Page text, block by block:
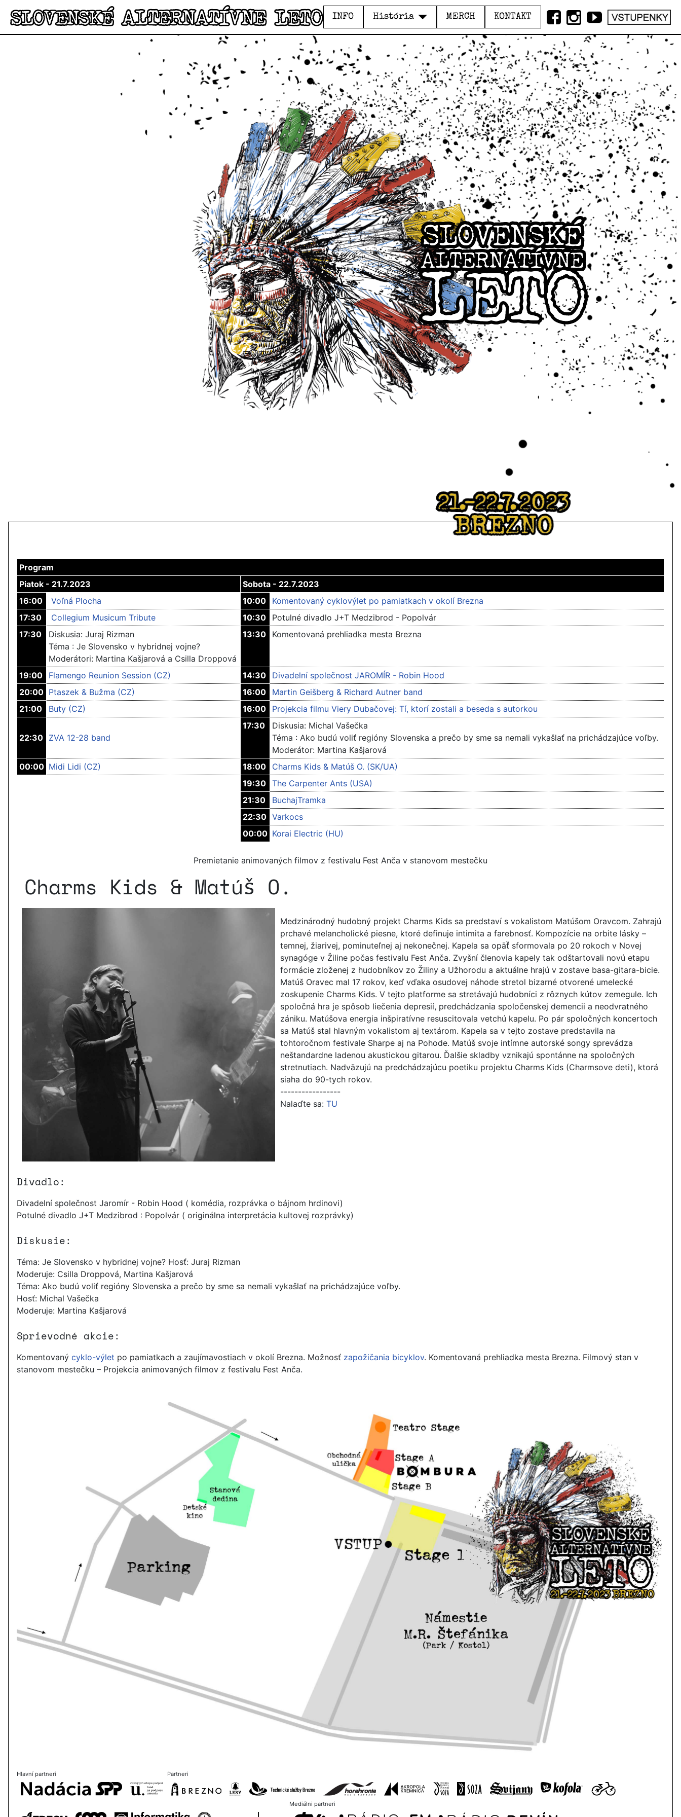
INFO História MERCH KONTAKT
Program
Piatok - 21.7.2023
Sobota - 22.7.2023
16:00
Voľná Plocha 10:00
Komentovaný cyklovýlet po pamiatkach v okolí Brezna
17:30
Collegium Musicum Tribute 10:30
Potulné divadlo J+T Medzibrod - Popolvár
17:30
Diskusia: Juraj Rizman
Téma : Je Slovensko v hybridnej vojne?
Moderátori: Martina Kašjarová a Csilla Droppová
13:30 Komentovaná prehliadka mesta Brezna
19:00 Flamengo Reunion Session (CZ) 14:30
Divadelní společnost JAROMÍR - Robin Hood
20:00 Ptaszek & Bužma (CZ) 16:00
Martin Geišberg & Richard Autner band
21:00
Buty (CZ) 16:00 Projekcia filmu Viery Dubačovej: Tí, ktorí zostali a beseda s autorkou
22:30 ZVA 12-28 band
17:30
Diskusia: Michal Vašečka
Téma : Ako budú voliť regióny Slovenska a prečo by sme sa nemali vykašlať na prichádzajúce voľby.
Moderátor: Martina Kašjarová
00:00 Midi Lidi (CZ) 18:00
Charms Kids & Matúš O. (SK/UA)
19:30 The Carpenter Ants (USA)
21:30
BuchajTramka
22:30 Varkocs
00:00 Korai Electric (HU)
Premietanie animovaných filmov z festivalu Fest Anča v stanovom mestečku
Charms Kids & Matúš O.
Medzinárodný hudobný projekt Charms Kids sa predstaví s vokalistom Matúšom Oravcom. Zahrajú
prchavé melancholické piesne, ktoré definuje intimita a farebnosť. Kompozície na orbite lásky –
temnej, žiarivej, pominuteľnej aj nekonečnej. Kapela sa opäť̌ sformovala po 20 rokoch v Novej
synagóge v Žiline počas festivalu Fest Anča. Zvyšní členovia kapely tak odštartovali novú etapu
formácie zloženej z hudobníkov zo Žiliny a Užhorodu a aktuálne hrajú v zostave basa-gitara-bicie.
Matúš Oravec mal 17 rokov, keď vďaka osudovej náhode stretol bizarné otvorené umelecké
zoskupenie Charms Kids. V tejto platforme sa stretávajú hudobníci z rôznych kútov zemegule. Ich
spoločná hra je spôsob liečenia depresií, predchádzania spoločenskej demencii a neodvratného
zániku. Matúšova energia inšpiratívne resuscitovala vetchú kapelu. Po pár spoločných koncertoch
sa Matúš stal hlavným vokalistom aj textárom. Kapela sa v tejto zostave predstavila na
tohtoročnom festivale Sharpe aj na Pohode. Matúš svoje intímne autorské songy sprevádza
neštandardne ladenou akustickou gitarou. Ďalšie skladby vznikajú spontánne na spoločných
stretnutiach. Nadväzujú na predchádzajúcu poetiku projektu Charms Kids (Charmsove deti), ktorá
siaha do 90-tych rokov.
-----------------
Nalaďte sa: TU
Divadlo:
Divadelní společnost Jaromír - Robin Hood ( komédia, rozprávka o bájnom hrdinovi)
Potulné divadlo J+T Medzibrod : Popolvár ( originálna interpretácia kultovej rozprávky)
Diskusie:
Téma: Je Slovensko v hybridnej vojne? Hosť: Juraj Rizman
Moderuje: Csilla Droppová, Martina Kašjarová
Téma: Ako budú voliť regióny Slovenska a prečo by sme sa nemali vykašlať na prichádzajúce voľby.
Hosť: Michal Vašečka
Moderuje: Martina Kašjarová
Sprievodné akcie:
Komentovaný cyklo-výlet po pamiatkach a zaujímavostiach v okolí Brezna. Možnosť zapožičania bicyklov. Komentovaná prehliadka mesta Brezna. Filmový stan v
stanovom mestečku – Projekcia animovaných filmov z festivalu Fest Anča.
Hlavní partneri Partneri
Mediálni partneri